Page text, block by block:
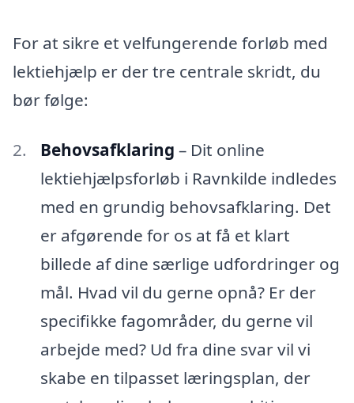
For at sikre et velfungerende forløb med
lektiehjælp er der tre centrale skridt, du
bør følge:
Behovsafklaring – Dit online
lektiehjælpsforløb i Ravnkilde indledes
med en grundig behovsafklaring. Det
er afgørende for os at få et klart
billede af dine særlige udfordringer og
mål. Hvad vil du gerne opnå? Er der
specifikke fagområder, du gerne vil
arbejde med? Ud fra dine svar vil vi
skabe en tilpasset læringsplan, der